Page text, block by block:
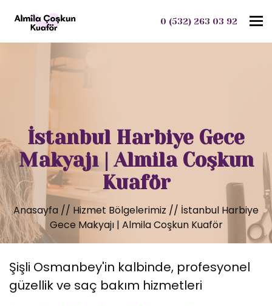
0 (532) 263 03 92
İstanbul Harbiye Gece
Makyajı | Almila Coşkun
Kuaför
Anasayfa // Hizmet Bölgelerimiz // İstanbul Harbiye
Gece Makyajı | Almila Coşkun Kuaför
Şişli Osmanbey'in kalbinde, profesyonel
güzellik ve saç bakım hizmetleri